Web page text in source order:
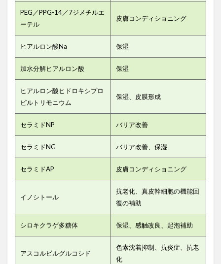
PEG／PPG-14／7ジメチルエ
ーテル
皮膚コンディショニング
ヒアルロン酸Na 保湿
加水分解ヒアルロン酸 保湿
ヒアルロン酸ヒドロキシプロ
ピルトリモニウム
保湿、皮膜形成
セラミドNP バリア改善
セラミドNG バリア改善、保湿
セラミドAP 皮膚コンディショニング
イノシトール
抗老化、真皮幹細胞の機能回
復の補助
シロキクラゲ多糖体 保湿、感触改良、起泡補助
アスコルビルグルコシド
色素沈着抑制、抗炎症、抗老
化